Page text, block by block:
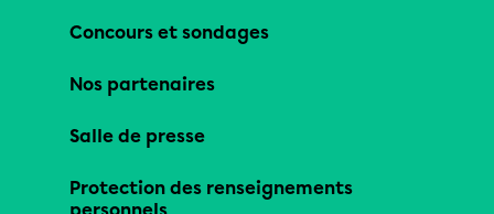
Concours et sondages
Nos partenaires
Salle de presse
Protection des renseignements